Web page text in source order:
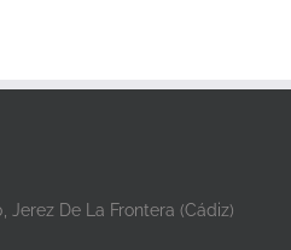
Jerez De La Frontera (Cádiz)